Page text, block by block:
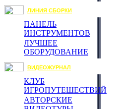
ЛИНИЯ СБОРКИ
ПАНЕЛЬ
ИНСТРУМЕНТОВ
ЛУЧШЕЕ
ОБОРУДОВАНИЕ
ВИДЕОЖУРНАЛ
КЛУБ
ИГРОПУТЕШЕСТВИЙ
АВТОРСКИЕ